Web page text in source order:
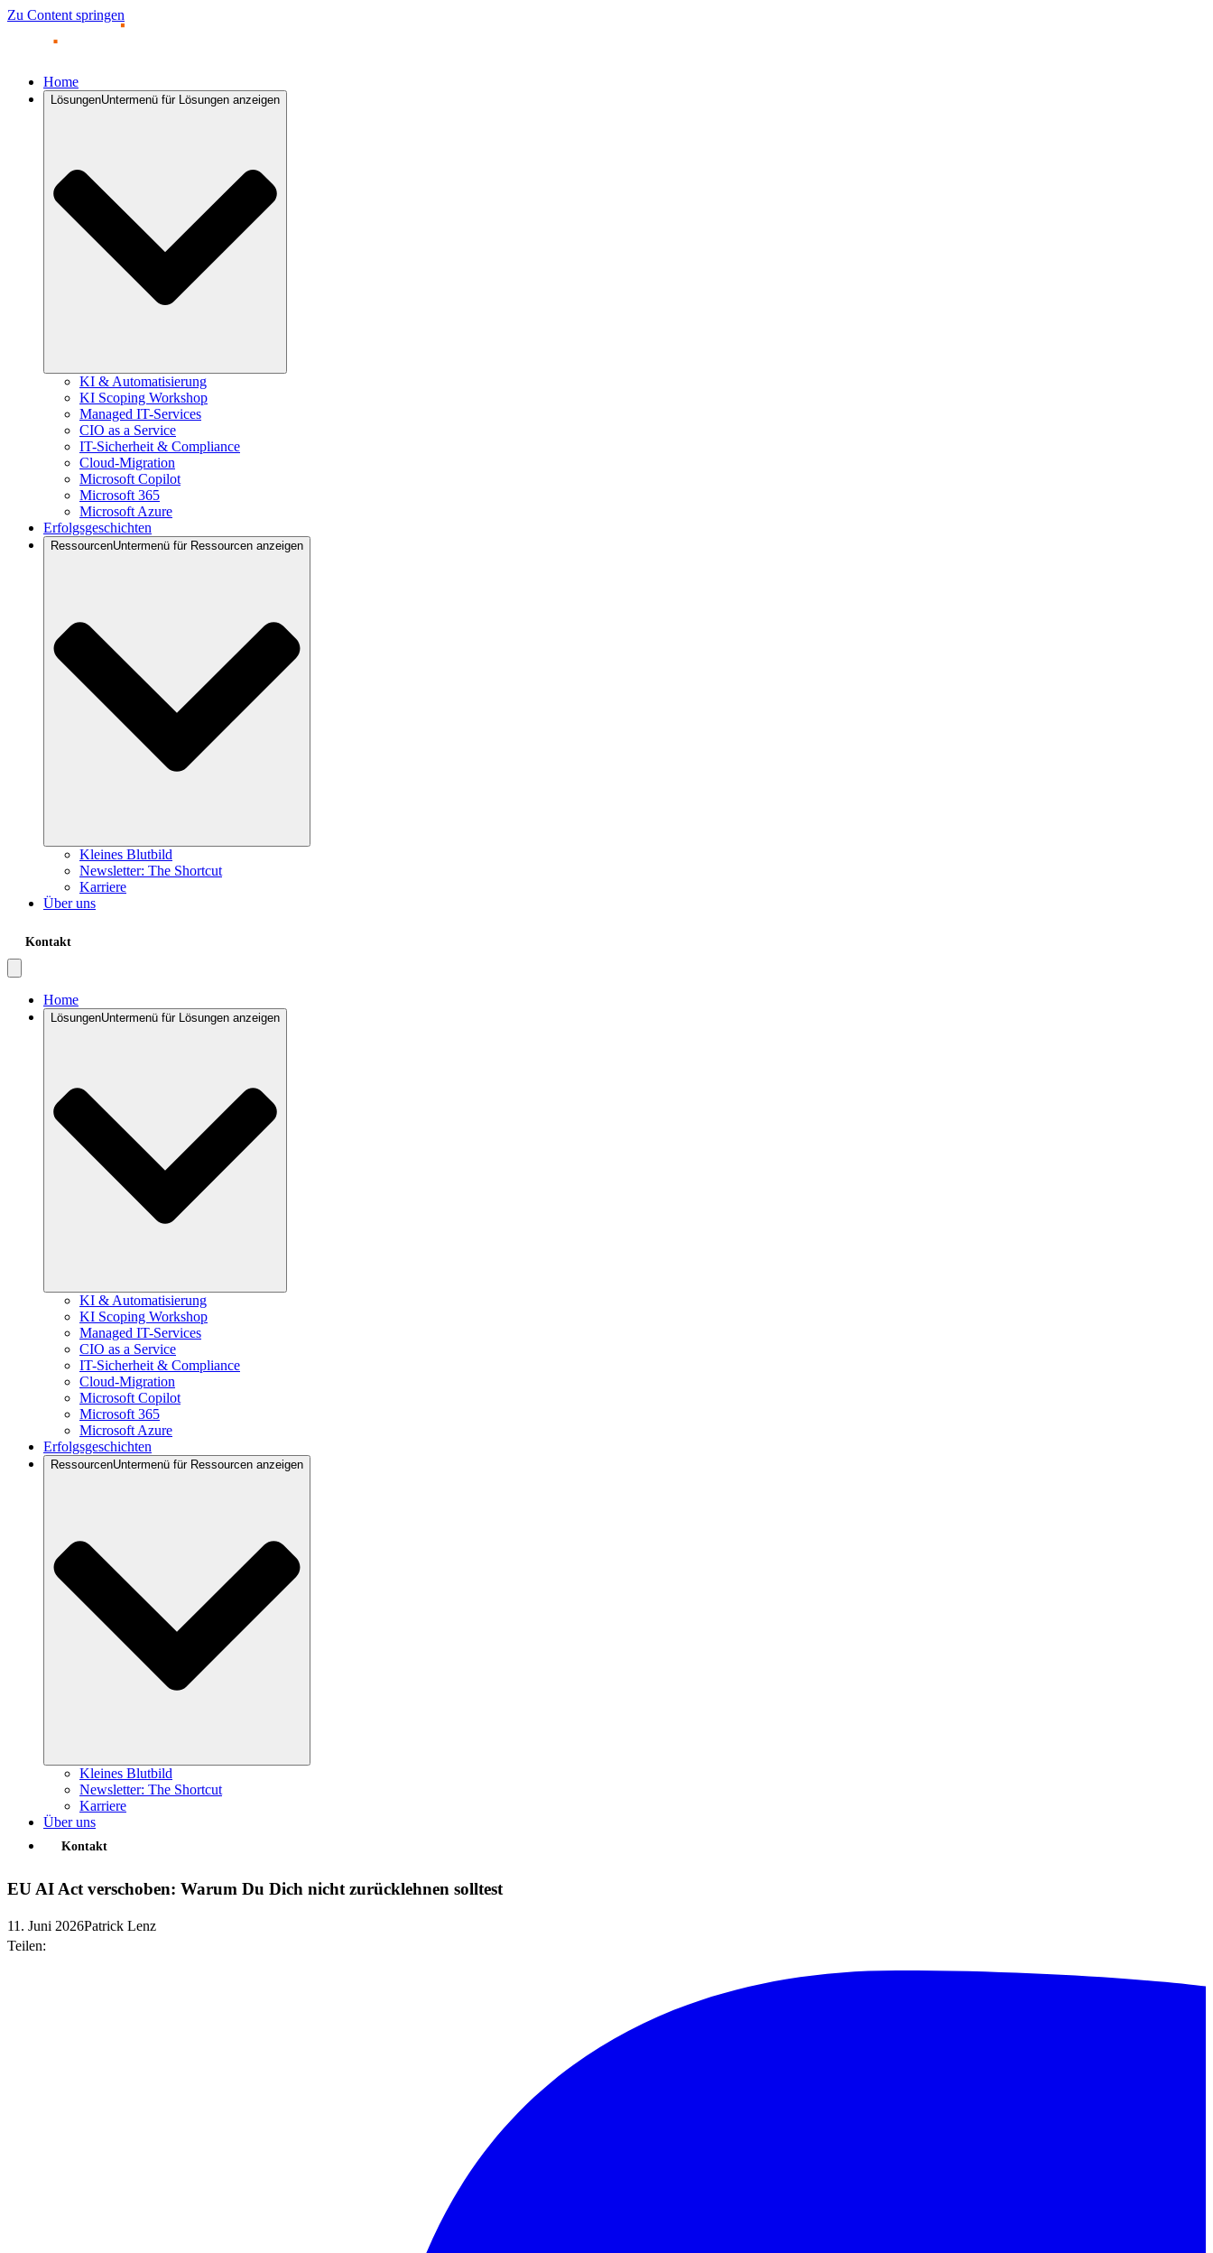
Zu Content springen
Home
LösungenUntermenü für Lösungen anzeigen
KI & Automatisierung
KI Scoping Workshop
Managed IT-Services
CIO as a Service
IT-Sicherheit & Compliance
Cloud-Migration
Microsoft Copilot
Microsoft 365
Microsoft Azure
Erfolgsgeschichten
RessourcenUntermenü für Ressourcen anzeigen
Kleines Blutbild
Newsletter: The Shortcut
Karriere
Über uns
Kontakt
Home
LösungenUntermenü für Lösungen anzeigen
KI & Automatisierung
KI Scoping Workshop
Managed IT-Services
CIO as a Service
IT-Sicherheit & Compliance
Cloud-Migration
Microsoft Copilot
Microsoft 365
Microsoft Azure
Erfolgsgeschichten
RessourcenUntermenü für Ressourcen anzeigen
Kleines Blutbild
Newsletter: The Shortcut
Karriere
Über uns
Kontakt
EU AI Act verschoben: Warum Du Dich nicht zurücklehnen solltest
11. Juni 2026Patrick Lenz
Teilen: